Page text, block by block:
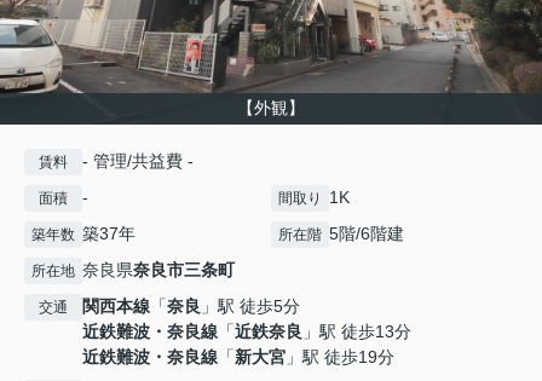
【外観】
賃料 - 管理/共益費 -
面積 - 間取り 1K
築年数 築37年 所在階 5階/6階建
所在地 奈良県奈良市三条町
交通 関西本線 「奈良 」駅 徒歩5分
近鉄難波・奈良線 「近鉄奈良 」駅 徒歩13分
近鉄難波・奈良線 「新大宮 」駅 徒歩19分